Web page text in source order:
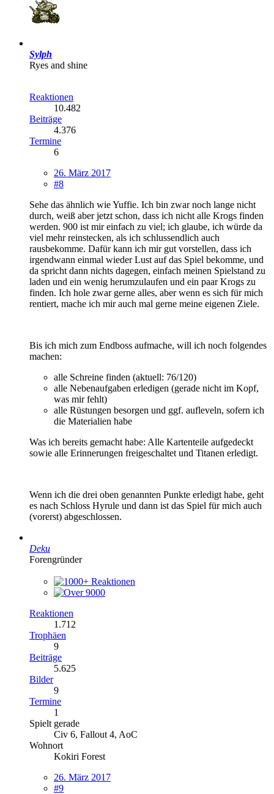
Sylph
Ryes and shine
Reaktionen
10.482
Beiträge
4.376
Termine
6
26. März 2017
#8
Sehe das ähnlich wie Yuffie. Ich bin zwar noch lange nicht
durch, weiß aber jetzt schon, dass ich nicht alle Krogs finden
werden. 900 ist mir einfach zu viel; ich glaube, ich würde da
viel mehr reinstecken, als ich schlussendlich auch
rausbekomme. Dafür kann ich mir gut vorstellen, dass ich
irgendwann einmal wieder Lust auf das Spiel bekomme, und
da spricht dann nichts dagegen, einfach meinen Spielstand zu
laden und ein wenig herumzulaufen und ein paar Krogs zu
finden. Ich hole zwar gerne alles, aber wenn es sich für mich
rentiert, mache ich mir auch mal gerne meine eigenen Ziele.
Bis ich mich zum Endboss aufmache, will ich noch folgendes
machen:
alle Schreine finden (aktuell: 76/120)
alle Nebenaufgaben erledigen (gerade nicht im Kopf,
was mir fehlt)
alle Rüstungen besorgen und ggf. aufleveln, sofern ich
die Materialien habe
Was ich bereits gemacht habe: Alle Kartenteile aufgedeckt
sowie alle Erinnerungen freigeschaltet und Titanen erledigt.
Wenn ich die drei oben genannten Punkte erledigt habe, geht
es nach Schloss Hyrule und dann ist das Spiel für mich auch
(vorerst) abgeschlossen.
Deku
Forengründer
Reaktionen
1.712
Trophäen
9
Beiträge
5.625
Bilder
9
Termine
1
Spielt gerade
Civ 6, Fallout 4, AoC
Wohnort
Kokiri Forest
26. März 2017
#9